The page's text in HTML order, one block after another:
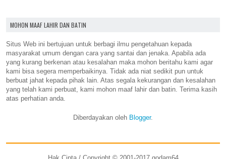
MOHON MAAF LAHIR DAN BATIN
Situs Web ini bertujuan untuk berbagi ilmu pengetahuan kepada
masyarakat umum dengan cara yang santai dan jenaka. Apabila ada
yang kurang berkenan atau kesalahan maka mohon beritahu kami agar
kami bisa segera memperbaikinya. Tidak ada niat sedikit pun untuk
berbuat jahat kepada pihak lain. Atas segala kekurangan dan kesalahan
yang telah kami perbuat, kami mohon maaf lahir dan batin. Terima kasih
atas perhatian anda.
Diberdayakan oleh Blogger.